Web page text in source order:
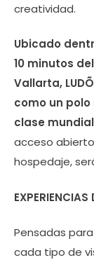
creatividad.
Ubicado
10 minutos
Vallarta,
como un
clase
acceso
hospedaje,
EXPERIENCIAS
Pensadas
cada tipo de